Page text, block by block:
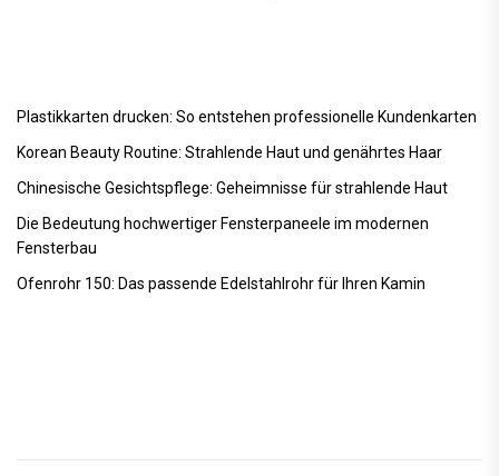
Plastikkarten drucken: So entstehen professionelle Kundenkarten
Korean Beauty Routine: Strahlende Haut und genährtes Haar
Chinesische Gesichtspflege: Geheimnisse für strahlende Haut
Die Bedeutung hochwertiger Fensterpaneele im modernen
Fensterbau
Ofenrohr 150: Das passende Edelstahlrohr für Ihren Kamin